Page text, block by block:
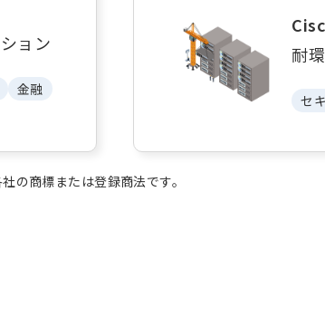
ョン
金融
耐
セ
の商標または登録商法です。